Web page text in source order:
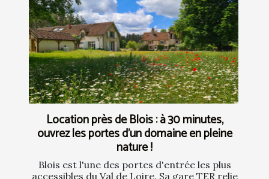
Location près de Blois : à 30 minutes,
ouvrez les portes d’un domaine en pleine
nature !
Blois est l'une des portes d'entrée les plus
accessibles du Val de Loire. Sa gare TER relie